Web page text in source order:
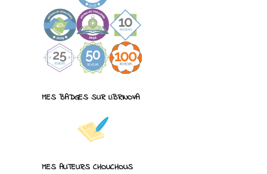
MES BADGES SUR LIBRINOVA
MES AUTEURS CHOUCHOUS